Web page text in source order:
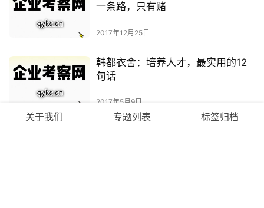
一条路，只有赌
2017年12月25日
韩都衣舍：培养人才，最实用的12
句话
2017年5月9日
关于我们 专题列表 标签归档